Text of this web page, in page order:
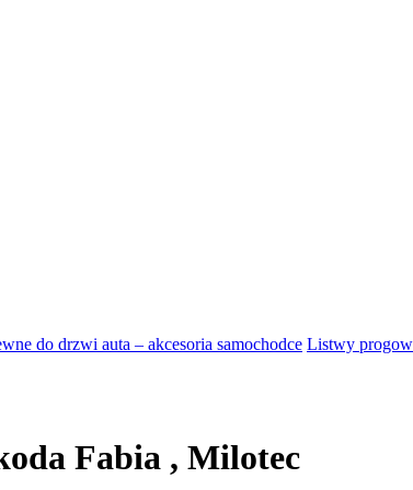
do drzwi auta – akcesoria samochodce Listwy
Fabia , Milotec